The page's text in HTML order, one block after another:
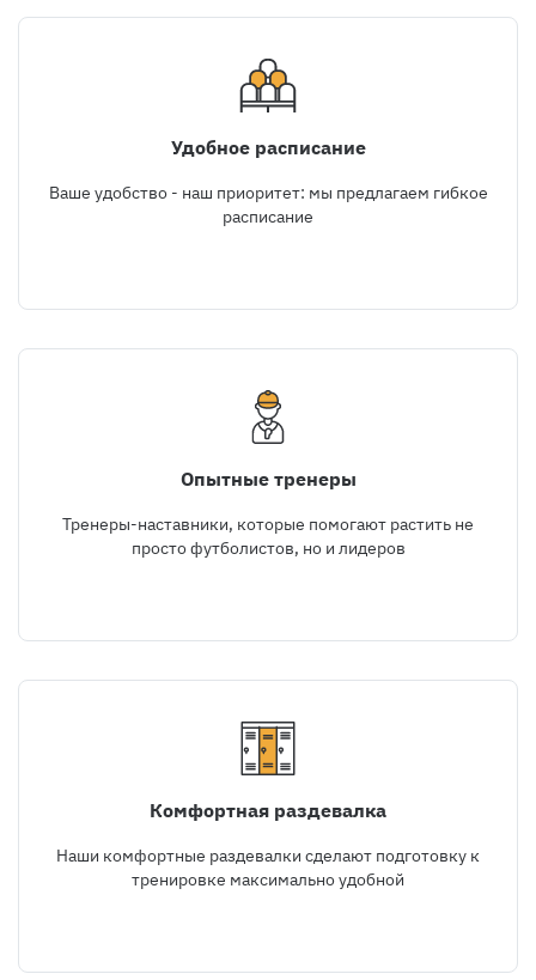
Удобное расписание
Ваше удобство - наш приоритет: мы предлагаем гибкое
расписание
Опытные тренеры
Тренеры-наставники, которые помогают растить не
просто футболистов, но и лидеров
Комфортная раздевалка
Наши комфортные раздевалки сделают подготовку к
тренировке максимально удобной